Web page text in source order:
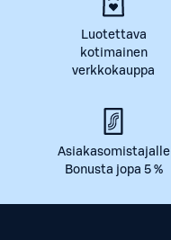
Luotettava
kotimainen
verkkokauppa
Asiakasomistajalle
Bonusta jopa 5 %